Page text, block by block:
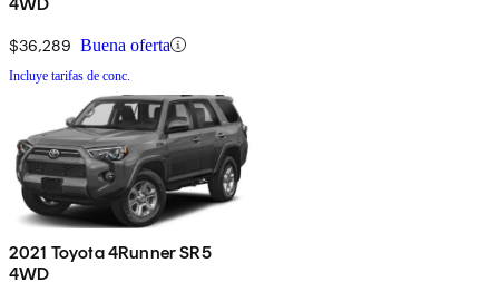
$36,289 Buena oferta
Incluye tarifas de conc.
2021 Toyota 4Runner SR5
4WD